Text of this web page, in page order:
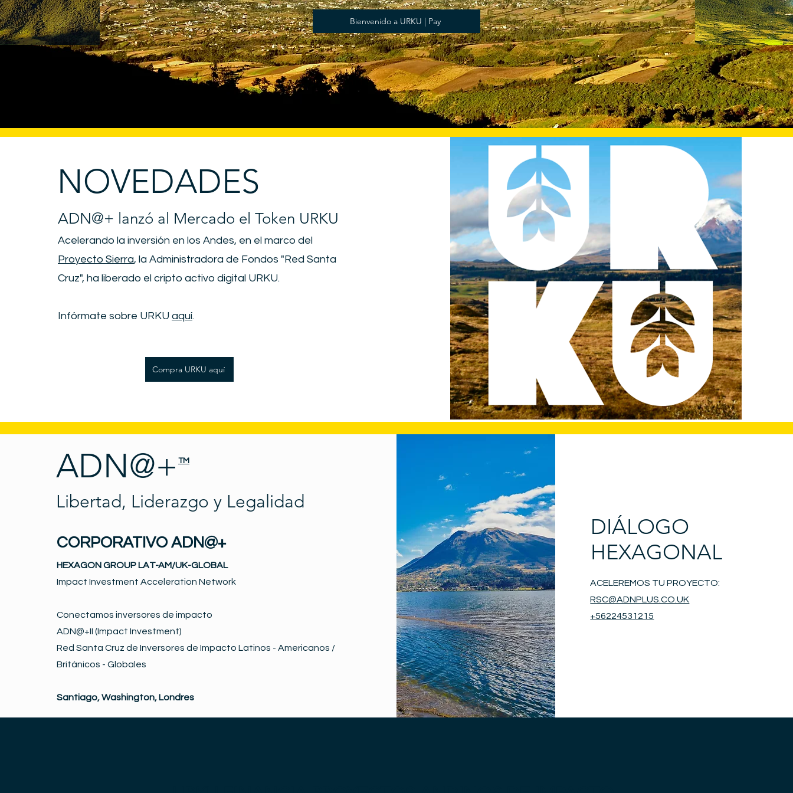
Bienvenido a URKU | Pay
NOVEDADES
ADN@+ lanzó al Mercado el Token URKU
Acelerando la inversión en los Andes, en el marco del
Proyecto Sierra, la Administradora de Fondos "Red Santa
Cruz", ha liberado el cripto activo digital URKU.
Infórmate sobre URKU aquí.
Compra URKU aquí
ADN@+ TM
Libertad, Liderazgo y Legalidad
CORPORATIVO ADN@+
HEXAGON GROUP LAT-AM/UK-GLOBAL
Impact Investment Acceleration Network
Conectamos inversores de impacto
ADN@+II (Impact Investment)
Red Santa Cruz de Inversores de Impacto Latinos - Americanos /
Británicos - Globales
Santiago, Washington, Londres
DIÁLOGO
HEXAGONAL
ACELEREMOS TU PROYECTO:
RSC@ADNPLUS.CO.UK
+56224531215